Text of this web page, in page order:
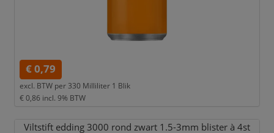
€ 0,79
excl. BTW per 330 Milliliter 1 Blik
€ 0,86 incl. 9% BTW
Viltstift edding 3000 rond zwart 1.5-3mm blister à 4st